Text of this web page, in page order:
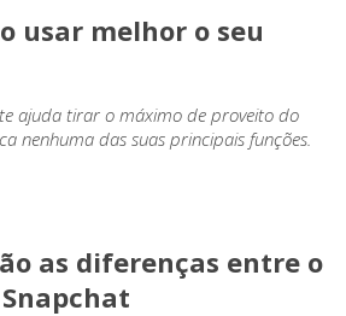
usar melhor o seu
ajuda tirar o máximo de proveito do
nenhuma das suas principais funções.
as diferenças entre o